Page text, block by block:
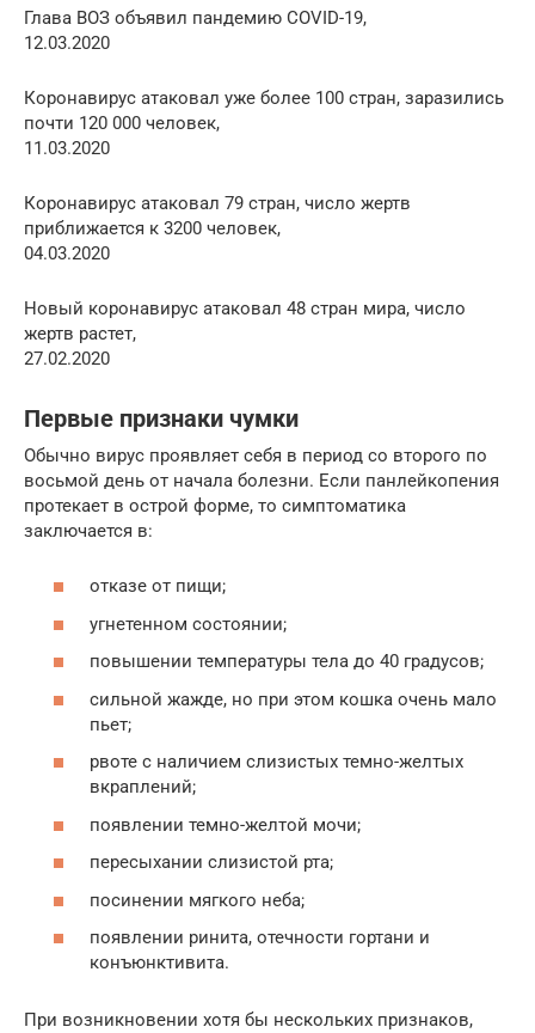
Глава ВОЗ объявил пандемию COVID-19,
12.03.2020
Коронавирус атаковал уже более 100 стран, заразились
почти 120 000 человек,
11.03.2020
Коронавирус атаковал 79 стран, число жертв
приближается к 3200 человек,
04.03.2020
Новый коронавирус атаковал 48 стран мира, число
жертв растет,
27.02.2020
Первые признаки чумки
Обычно вирус проявляет себя в период со второго по
восьмой день от начала болезни. Если панлейкопения
протекает в острой форме, то симптоматика
заключается в:
отказе от пищи;
угнетенном состоянии;
повышении температуры тела до 40 градусов;
сильной жажде, но при этом кошка очень мало
пьет;
рвоте с наличием слизистых темно-желтых
вкраплений;
появлении темно-желтой мочи;
пересыхании слизистой рта;
посинении мягкого неба;
появлении ринита, отечности гортани и
конъюнктивита.
При возникновении хотя бы нескольких признаков,